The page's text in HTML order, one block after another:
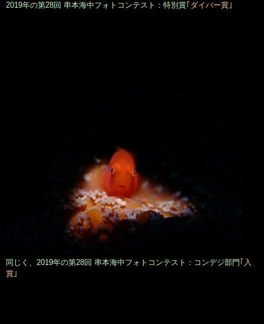
2019年の第28回 串本海中フォトコンテスト：特別賞｢ダイバー賞｣
同じく、2019年の第28回 串本海中フォトコンテスト：コンデジ部門 ｢入
賞｣